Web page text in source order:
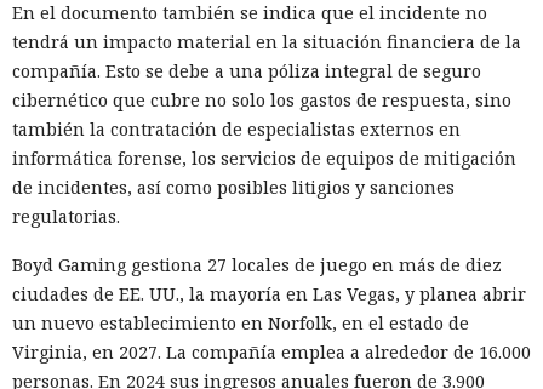
En el documento también se indica que el incidente no
tendrá un impacto material en la situación financiera de la
compañía. Esto se debe a una póliza integral de seguro
cibernético que cubre no solo los gastos de respuesta, sino
también la contratación de especialistas externos en
informática forense, los servicios de equipos de mitigación
de incidentes, así como posibles litigios y sanciones
regulatorias.
Boyd Gaming gestiona 27 locales de juego en más de diez
ciudades de EE. UU., la mayoría en Las Vegas, y planea abrir
un nuevo establecimiento en Norfolk, en el estado de
Virginia, en 2027. La compañía emplea a alrededor de 16.000
personas. En 2024 sus ingresos anuales fueron de 3.900